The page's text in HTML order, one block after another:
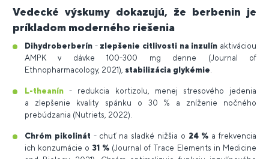
Vedecké výskumy dokazujú, že berbenin je
príkladom moderného riešenia
Dihydroberberín - zlepšenie citlivosti na inzulín aktiváciou
AMPK v dávke 100-300 mg denne (Journal of
Ethnopharmacology, 2021), stabilizácia glykémie.
L-theanín - redukcia kortizolu, menej stresového jedenia
a zlepšenie kvality spánku o 30 % a zníženie nočného
prebúdzania (Nutriets, 2022).
Chróm pikolinát - chuť na sladké nižšia o 24 % a frekvencia
ich konzumácie o31 %(Journal of Trace Elements in Medicine